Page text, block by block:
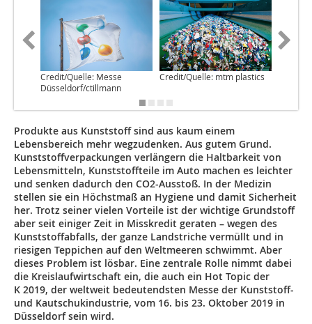
Credit/Quelle: Messe
Düsseldorf/ctillmann
Credit/Quelle: mtm plastics
Produkte aus Kunststoff sind aus kaum einem
Lebensbereich mehr wegzudenken. Aus gutem Grund.
Kunststoffverpackungen verlängern die Haltbarkeit von
Lebensmitteln, Kunststoffteile im Auto machen es leichter
und senken dadurch den CO2-Ausstoß. In der Medizin
stellen sie ein Höchstmaß an Hygiene und damit Sicherheit
her. Trotz seiner vielen Vorteile ist der wichtige Grundstoff
aber seit einiger Zeit in Misskredit geraten – wegen des
Kunststoffabfalls, der ganze Landstriche vermüllt und in
riesigen Teppichen auf den Weltmeeren schwimmt. Aber
dieses Problem ist lösbar. Eine zentrale Rolle nimmt dabei
die Kreislaufwirtschaft ein, die auch ein Hot Topic der
K 2019, der weltweit bedeutendsten Messe der Kunststoff-
und Kautschukindustrie, vom 16. bis 23. Oktober 2019 in
Düsseldorf sein wird.